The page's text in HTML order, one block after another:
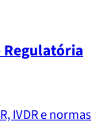
Regulatória
IVDR e normas